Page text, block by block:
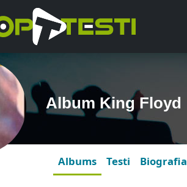
Album King Floyd
Albums Testi Biografia